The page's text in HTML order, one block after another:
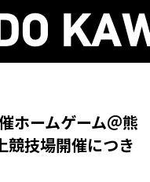
ホームゲーム＠熊
競技場開催につき